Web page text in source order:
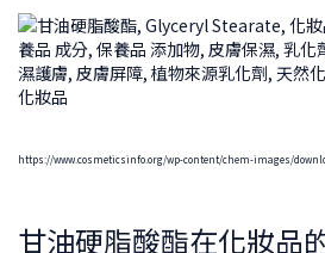
https://www.cosmeticsinfo.org/wp-content/chem-images/
甘油硬脂酸酯在化妝品